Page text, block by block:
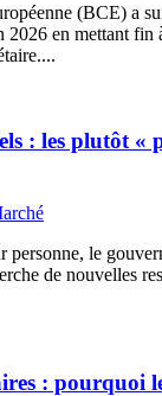
(BCE) a
2026 en mettant fin
: les plutôt «
personne, le
de nouvelles
: pourquoi